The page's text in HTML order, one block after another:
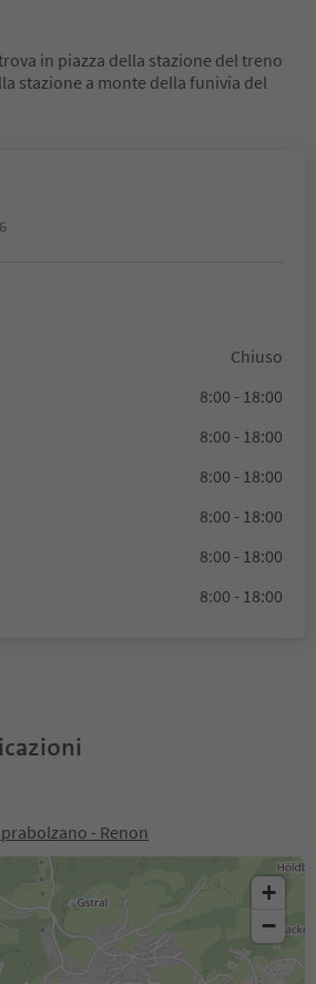
in piazza della stazione del treno
stazione a monte della funivia del
Chiuso
8:00 - 18:00
8:00 - 18:00
8:00 - 18:00
8:00 - 18:00
8:00 - 18:00
8:00 - 18:00
- Renon
+
−